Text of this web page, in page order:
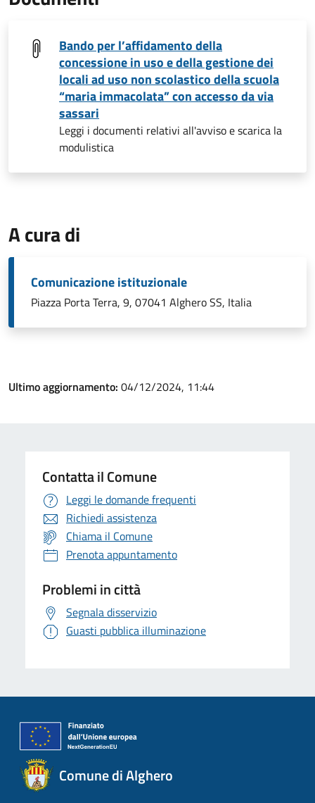
Bando per l’affidamento della
concessione in uso e della gestione dei
locali ad uso non scolastico della scuola
“maria immacolata” con accesso da via
sassari
Leggi i documenti relativi all'avviso e scarica la
modulistica
A cura di
Comunicazione istituzionale
Piazza Porta Terra, 9, 07041 Alghero SS, Italia
Ultimo aggiornamento: 04/12/2024, 11:44
Contatta il Comune
Leggi le domande frequenti
Richiedi assistenza
Chiama il Comune
Prenota appuntamento
Problemi in città
Segnala disservizio
Guasti pubblica illuminazione
Comune di Alghero